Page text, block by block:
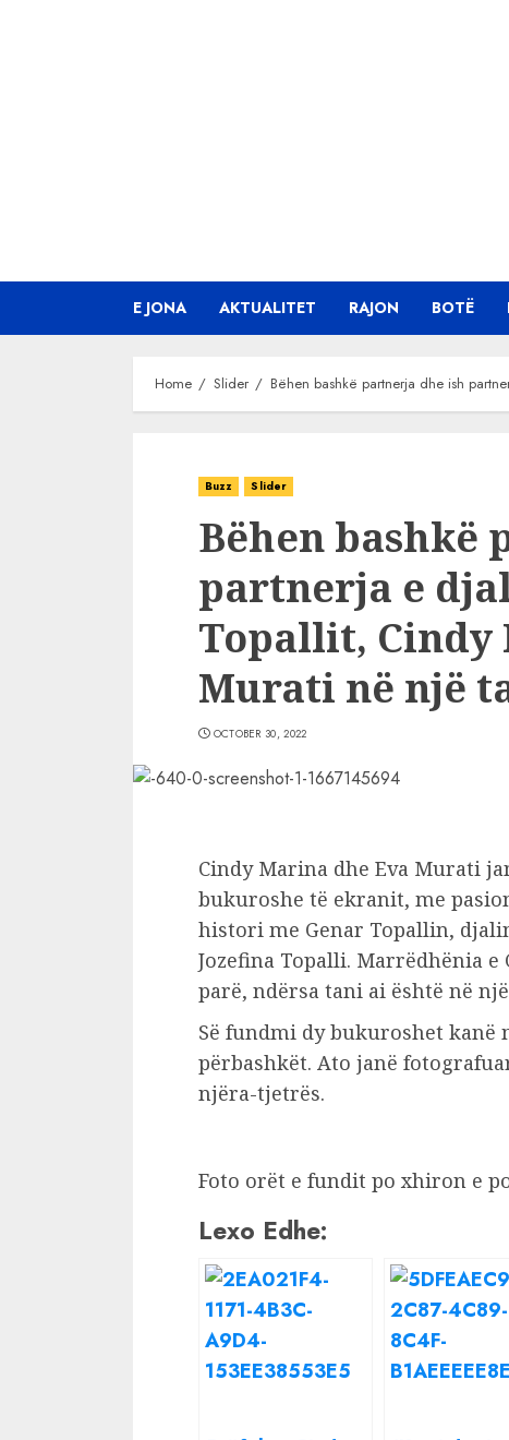
E JONA AKTUALITET RAJON BOTË
Home Slider Bëhen bashkë partnerja dhe ish
Buzz Slider
Bëhen bashkë
partnerja e
Topallit, Cindy
Murati në një
OCTOBER 30, 2022
Cindy Marina dhe Eva Murati
bukuroshe të ekranit, me
histori me Genar Topallin,
Jozefina Topalli. Marrëdhënia
parë, ndërsa tani ai është në
Së fundmi dy bukuroshet kanë
përbashkët. Ato janë
njëra-tjetrës.
Foto orët e fundit po xhiron e
Lexo Edhe: